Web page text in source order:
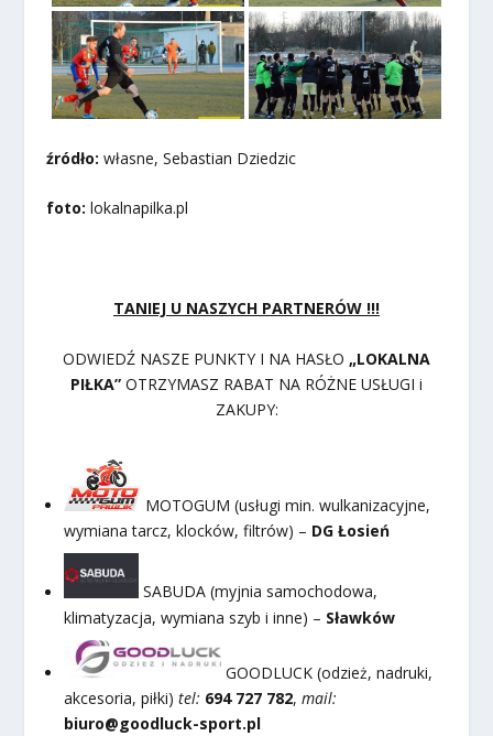
źródło:własne, Sebastian Dziedzic
foto:lokalnapilka.pl
TANIEJ U NASZYCH PARTNERÓW !!!
ODWIEDŹ NASZE PUNKTY I NA HASŁO „LOKALNA
PIŁKA” OTRZYMASZ RABAT NA RÓŻNE USŁUGI i
ZAKUPY:
MOTOGUM (usługi min. wulkanizacyjne,
wymiana tarcz, klocków, filtrów) – DG Łosień
SABUDA (myjnia samochodowa,
klimatyzacja, wymiana szyb i inne) – Sławków
GOODLUCK (odzież, nadruki,
akcesoria, piłki)tel: 694 727 782,mail:
biuro@goodluck-sport.pl